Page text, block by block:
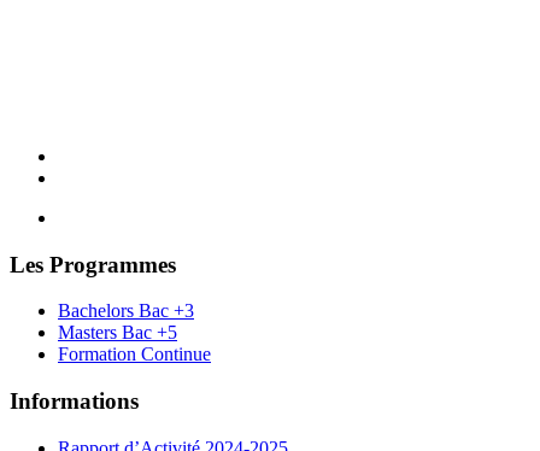
Les Programmes
Bachelors Bac +3
Masters Bac +5
Formation Continue
Informations